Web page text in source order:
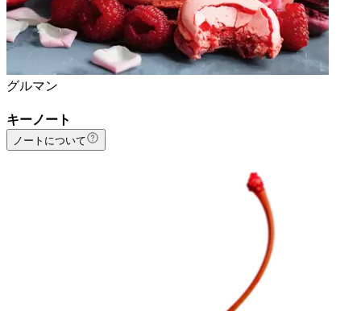
グルマン
キーノート
ノートについて